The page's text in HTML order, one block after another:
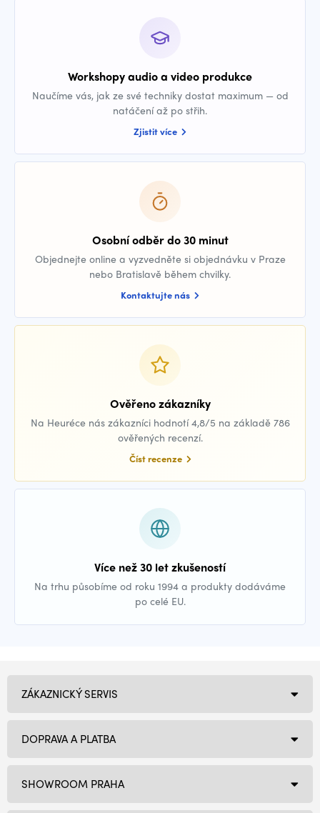
Workshopy audio a video produkce
Naučíme vás, jak ze své techniky dostat maximum — od
natáčení až po střih.
Zjistit více
Osobní odběr do 30 minut
Objednejte online a vyzvedněte si objednávku v Praze
nebo Bratislavě během chvilky.
Kontaktujte nás
Ověřeno zákazníky
Na Heuréce nás zákazníci hodnotí 4,8/5 na základě 786
ověřených recenzí.
Číst recenze
Více než 30 let zkušeností
Na trhu působíme od roku 1994 a produkty dodáváme
po celé EU.
SHOWROOM PRAHA
ZÁKAZNICKÝ SERVIS
DOPRAVA A PLATBA